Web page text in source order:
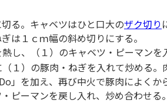
る。キャベツはひと口大のザク切り
は１ｃｍ幅の斜め切りにする。
し、（１）のキャベツ・ピーマンを
１）の豚肉・ねぎを入れて炒める
」を加え、再び中火で豚肉によくか
・ピーマンを戻し入れ、炒め合わせる。